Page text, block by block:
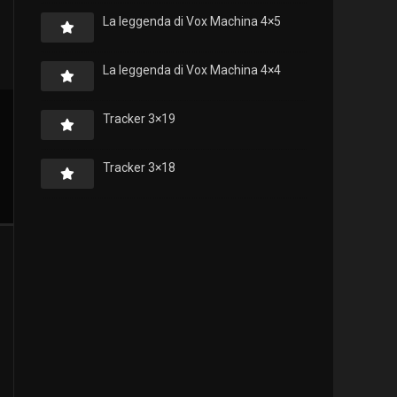
La leggenda di Vox Machina 4×5
La leggenda di Vox Machina 4×4
Tracker 3×19
Tracker 3×18